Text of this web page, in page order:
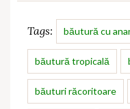
Tags: băutură cu
băutură tropicală
băuturi răcoritoare